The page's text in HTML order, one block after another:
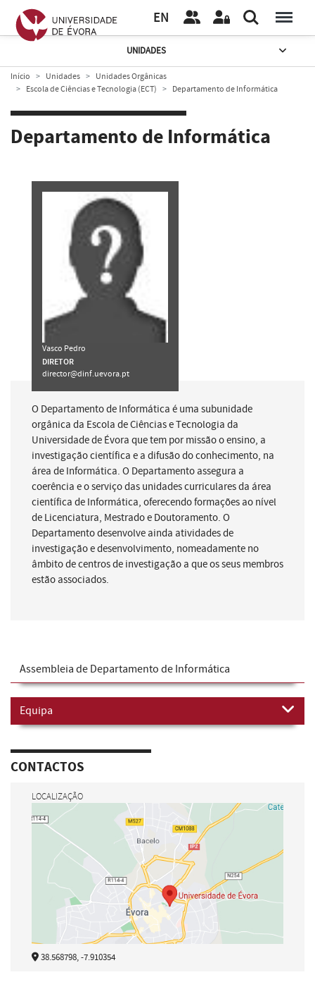
EN
UNIDADES
Início Unidades
Unidades Orgânicas
Escola de Ciências e Tecnologia (ECT)
Departamento de Informática
Departamento de Informática
Vasco Pedro
DIRETOR
director@dinf.uevora.pt
O Departamento de Informática é uma subunidade
orgânica da Escola de Ciências e Tecnologia da
Universidade de Évora que tem por missão o ensino, a
investigação científica e a difusão do conhecimento, na
área de Informática. O Departamento assegura a
coerência e o serviço das unidades curriculares da área
científica de Informática, oferecendo formações ao nível
de Licenciatura, Mestrado e Doutoramento. O
Departamento desenvolve ainda atividades de
investigação e desenvolvimento, nomeadamente no
âmbito de centros de investigação a que os seus membros
estão associados.
Assembleia de Departamento de Informática
Equipa
CONTACTOS
LOCALIZAÇÃO
38.568798, -7.910354